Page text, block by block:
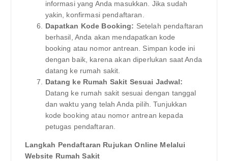
informasi yang Anda masukkan. Jika sudah
yakin, konfirmasi pendaftaran.
Dapatkan Kode Booking: Setelah pendaftaran
berhasil, Anda akan mendapatkan kode
booking atau nomor antrean. Simpan kode ini
dengan baik, karena akan diperlukan saat Anda
datang ke rumah sakit.
Datang ke Rumah Sakit Sesuai Jadwal:
Datang ke rumah sakit sesuai dengan tanggal
dan waktu yang telah Anda pilih. Tunjukkan
kode booking atau nomor antrean kepada
petugas pendaftaran.
Langkah Pendaftaran Rujukan Online Melalui
Website Rumah Sakit